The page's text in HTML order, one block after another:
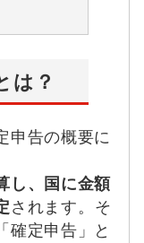
は？
申告の概要に
し、国に金額
されます。そ
確定申告」と